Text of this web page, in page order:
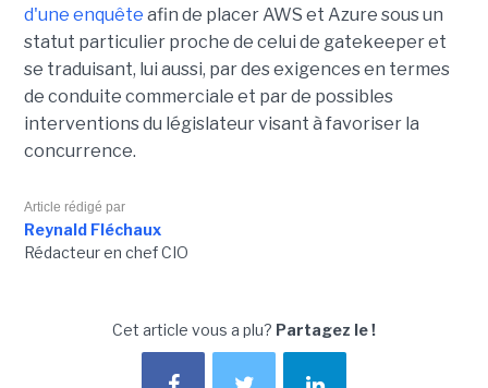
d'une enquête afin de placer AWS et Azure sous un
statut particulier proche de celui de gatekeeper et
se traduisant, lui aussi, par des exigences en termes
de conduite commerciale et par de possibles
interventions du législateur visant à favoriser la
concurrence.
Article rédigé par
Reynald Fléchaux
Rédacteur en chef CIO
Cet article vous a plu? Partagez le !